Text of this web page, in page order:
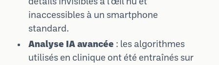
détails invisibles à l'œil nu et
inaccessibles à un smartphone
standard.
Analyse IA avancée : les algorithmes
utilisés en clinique ont été entraînés sur